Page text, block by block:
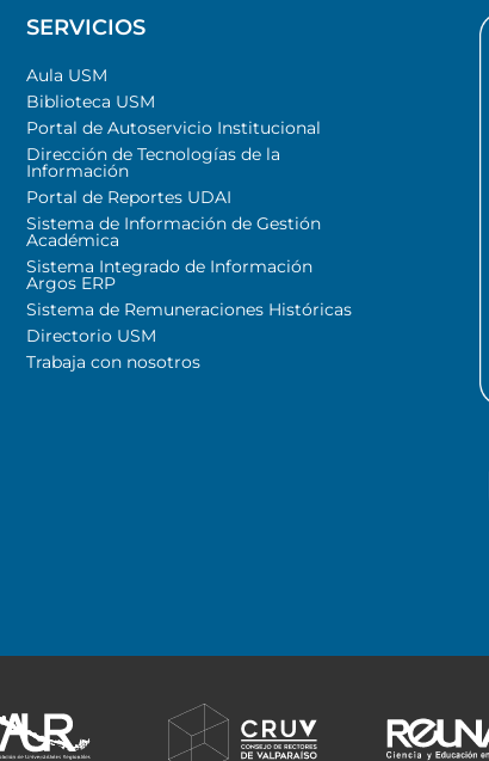
SERVICIOS
Aula USM
Biblioteca USM
Portal de Autoservicio Institucional
Dirección de Tecnologías de la
Información
Portal de Reportes UDAI
Sistema de Información de Gestión
Académica
Sistema Integrado de Información
Argos ERP
Sistema de Remuneraciones Históricas
Directorio USM
Trabaja con nosotros